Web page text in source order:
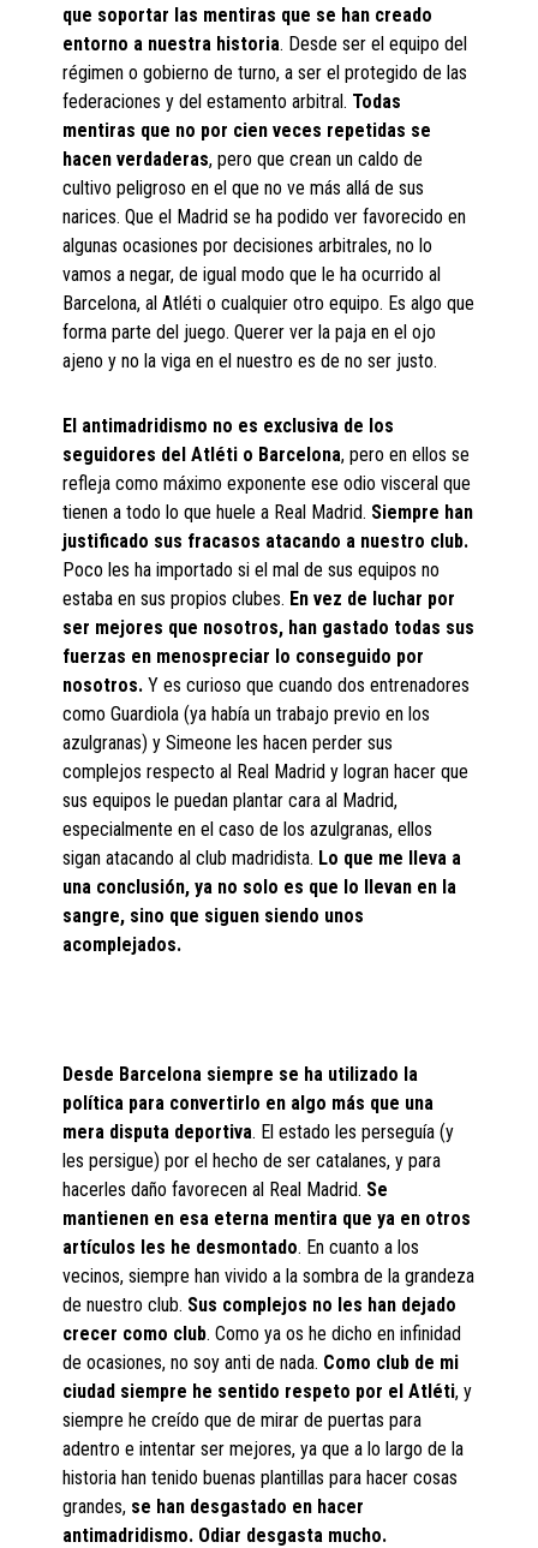
que soportar las mentiras que se han creado
entorno a nuestra historia. Desde ser el equipo del
régimen o gobierno de turno, a ser el protegido de las
federaciones y del estamento arbitral. Todas
mentiras que no por cien veces repetidas se
hacen verdaderas, pero que crean un caldo de
cultivo peligroso en el que no ve más allá de sus
narices. Que el Madrid se ha podido ver favorecido en
algunas ocasiones por decisiones arbitrales, no lo
vamos a negar, de igual modo que le ha ocurrido al
Barcelona, al Atléti o cualquier otro equipo. Es algo que
forma parte del juego. Querer ver la paja en el ojo
ajeno y no la viga en el nuestro es de no ser justo.
El antimadridismo no es exclusiva de los
seguidores del Atléti o Barcelona, pero en ellos se
refleja como máximo exponente ese odio visceral que
tienen a todo lo que huele a Real Madrid. Siempre han
justificado sus fracasos atacando a nuestro club.
Poco les ha importado si el mal de sus equipos no
estaba en sus propios clubes. En vez de luchar por
ser mejores que nosotros, han gastado todas sus
fuerzas en menospreciar lo conseguido por
nosotros. Y es curioso que cuando dos entrenadores
como Guardiola (ya había un trabajo previo en los
azulgranas) y Simeone les hacen perder sus
complejos respecto al Real Madrid y logran hacer que
sus equipos le puedan plantar cara al Madrid,
especialmente en el caso de los azulgranas, ellos
sigan atacando al club madridista. Lo que me lleva a
una conclusión, ya no solo es que lo llevan en la
sangre, sino que siguen siendo unos
acomplejados.
Desde Barcelona siempre se ha utilizado la
política para convertirlo en algo más que una
mera disputa deportiva. El estado les perseguía (y
les persigue) por el hecho de ser catalanes, y para
hacerles daño favorecen al Real Madrid. Se
mantienen en esa eterna mentira que ya en otros
artículos les he desmontado. En cuanto a los
vecinos, siempre han vivido a la sombra de la grandeza
de nuestro club. Sus complejos no les han dejado
crecer como club. Como ya os he dicho en infinidad
de ocasiones, no soy anti de nada. Como club de mi
ciudad siempre he sentido respeto por el Atléti, y
siempre he creído que de mirar de puertas para
adentro e intentar ser mejores, ya que a lo largo de la
historia han tenido buenas plantillas para hacer cosas
grandes, se han desgastado en hacer
antimadridismo. Odiar desgasta mucho.